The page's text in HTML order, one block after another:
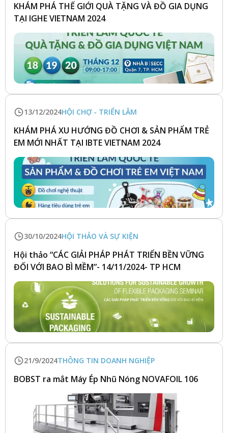
KHÁM PHÁ THẾ GIỚI QUÀ TẶNG VÀ ĐỒ GIA DỤNG
TẠI IGHE VIETNAM 2024
13/12/2024HỘI CHỢ - TRIỂN LÃM
KHÁM PHÁ XU HƯỚNG ĐỒ CHƠI & SẢN PHẨM TRẺ
EM MỚI NHẤT TẠI IBTE VIETNAM 2024
30/10/2024HỘI THẢO VÀ SỰ KIỆN
Hội thảo “CÁC GIẢI PHÁP PHÁT TRIỂN BỀN VỮNG
ĐỐI VỚI BAO BÌ MỀM”- 14/11/2024- TP HCM
21/9/2024THÔNG TIN DOANH NGHIỆP
BOBST ra mắt Máy Ép Nhũ Nóng NOVAFOIL 106